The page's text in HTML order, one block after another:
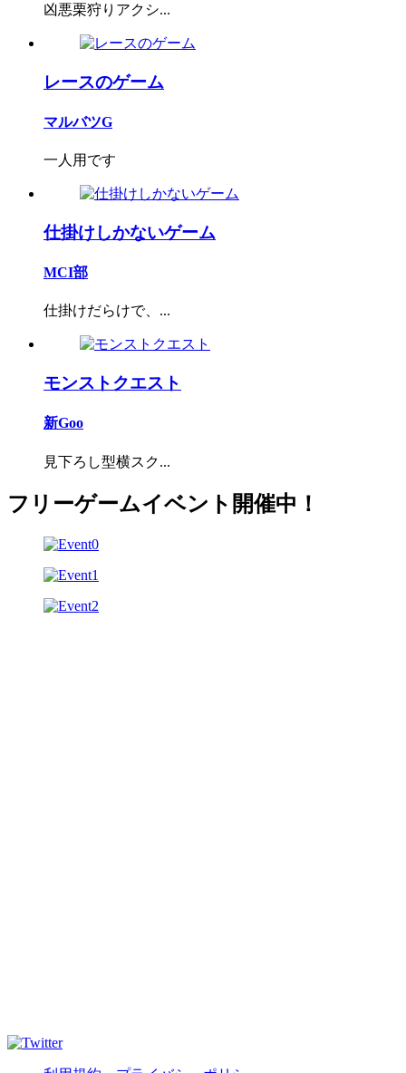
凶悪栗狩りアクシ...
レースのゲーム
マルバツG
一人用です
仕掛けしかないゲーム
MCI部
仕掛けだらけで、...
モンストクエスト
新Goo
見下ろし型横スク...
フリーゲームイベント開催中！